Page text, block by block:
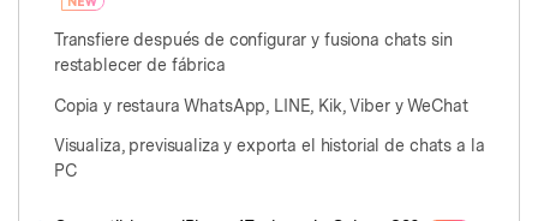
Transfiere después de configurar y fusiona chats sin
restablecer de fábrica
Copia y restaura WhatsApp, LINE, Kik, Viber y WeChat
Visualiza, previsualiza y exporta el historial de chats a la
PC